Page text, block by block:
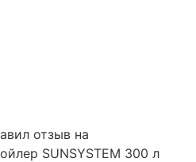
отзыв на
SUNSYSTEM 300 л